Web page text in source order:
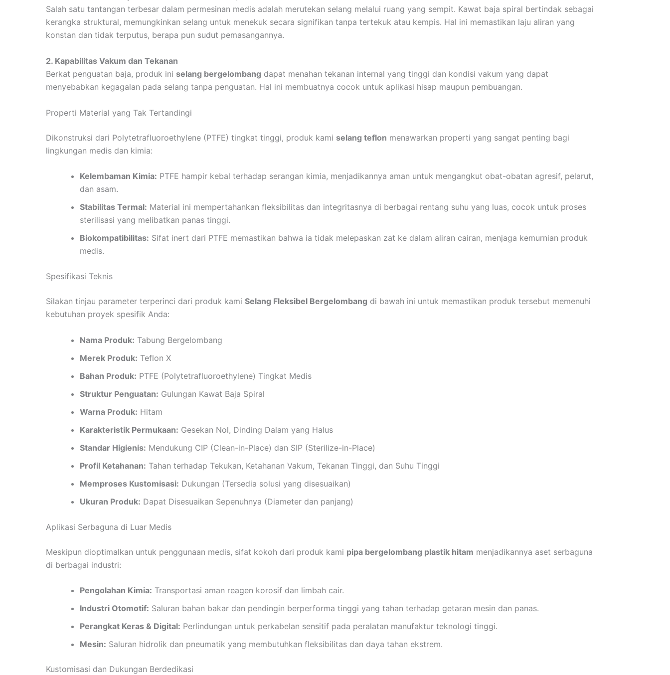
Salah satu tantangan terbesar dalam permesinan medis adalah merutekan selang melalui ruang yang sempit. Kawat baja spiral bertindak sebagai
kerangka struktural, memungkinkan selang untuk menekuk secara signifikan tanpa tertekuk atau kempis. Hal ini memastikan laju aliran yang
konstan dan tidak terputus, berapa pun sudut pemasangannya.
2. Kapabilitas Vakum dan Tekanan
Berkat penguatan baja, produk ini selang bergelombang dapat menahan tekanan internal yang tinggi dan kondisi vakum yang dapat
menyebabkan kegagalan pada selang tanpa penguatan. Hal ini membuatnya cocok untuk aplikasi hisap maupun pembuangan.
Properti Material yang Tak Tertandingi
Dikonstruksi dari Polytetrafluoroethylene (PTFE) tingkat tinggi, produk kami selang teflon menawarkan properti yang sangat penting bagi
lingkungan medis dan kimia:
Kelembaman Kimia: PTFE hampir kebal terhadap serangan kimia, menjadikannya aman untuk mengangkut obat-obatan agresif, pelarut,
dan asam.
Stabilitas Termal: Material ini mempertahankan fleksibilitas dan integritasnya di berbagai rentang suhu yang luas, cocok untuk proses
sterilisasi yang melibatkan panas tinggi.
Biokompatibilitas: Sifat inert dari PTFE memastikan bahwa ia tidak melepaskan zat ke dalam aliran cairan, menjaga kemurnian produk
medis.
Spesifikasi Teknis
Silakan tinjau parameter terperinci dari produk kami Selang Fleksibel Bergelombang di bawah ini untuk memastikan produk tersebut memenuhi
kebutuhan proyek spesifik Anda:
Nama Produk: Tabung Bergelombang
Merek Produk: Teflon X
Bahan Produk: PTFE (Polytetrafluoroethylene) Tingkat Medis
Struktur Penguatan: Gulungan Kawat Baja Spiral
Warna Produk: Hitam
Karakteristik Permukaan: Gesekan Nol, Dinding Dalam yang Halus
Standar Higienis: Mendukung CIP (Clean-in-Place) dan SIP (Sterilize-in-Place)
Profil Ketahanan: Tahan terhadap Tekukan, Ketahanan Vakum, Tekanan Tinggi, dan Suhu Tinggi
Memproses Kustomisasi: Dukungan (Tersedia solusi yang disesuaikan)
Ukuran Produk: Dapat Disesuaikan Sepenuhnya (Diameter dan panjang)
Aplikasi Serbaguna di Luar Medis
Meskipun dioptimalkan untuk penggunaan medis, sifat kokoh dari produk kami pipa bergelombang plastik hitam menjadikannya aset serbaguna
di berbagai industri:
Pengolahan Kimia: Transportasi aman reagen korosif dan limbah cair.
Industri Otomotif: Saluran bahan bakar dan pendingin berperforma tinggi yang tahan terhadap getaran mesin dan panas.
Perangkat Keras & Digital: Perlindungan untuk perkabelan sensitif pada peralatan manufaktur teknologi tinggi.
Mesin: Saluran hidrolik dan pneumatik yang membutuhkan fleksibilitas dan daya tahan ekstrem.
Kustomisasi dan Dukungan Berdedikasi